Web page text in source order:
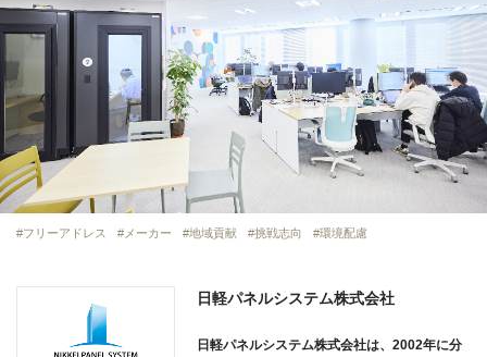
フリーアドレス メーカー 地域貢献 挑戦志向 環境配慮
日軽パネルシステム株式会社
日軽パネルシステム株式会社は、2002年に分